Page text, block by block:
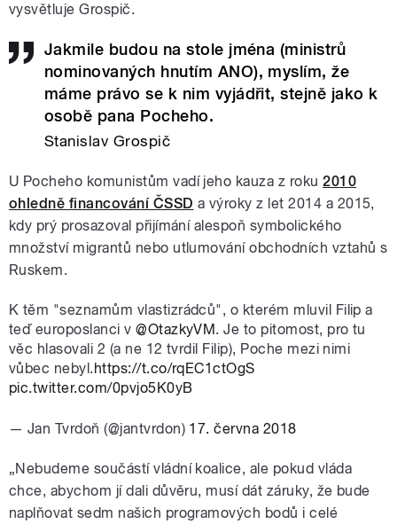
vysvětluje Grospič.
Jakmile budou na stole jména (ministrů
nominovaných hnutím ANO), myslím, že
máme právo se k nim vyjádřit, stejně jako k
osobě pana Pocheho.
Stanislav Grospič
U Pocheho komunistům vadí jeho kauza z roku2010
ohledně financování ČSSD a výroky z let 2014 a 2015,
kdy prý prosazoval přijímání alespoň symbolického
množství migrantů nebo utlumování obchodních vztahů s
Ruskem.
K těm "seznamům vlastizrádců", o kterém mluvil Filip a
teď europoslanci v@OtazkyVM. Je to pitomost, pro tu
věc hlasovali 2 (a ne 12 tvrdil Filip), Poche mezi nimi
vůbec nebyl. https://t.co/rqEC1ctOgS
pic.twitter.com/0pvjo5K0yB
— Jan Tvrdoň (@jantvrdon) 17. června 2018
„Nebudeme součástí vládní koalice, ale pokud vláda
chce, abychom jí dali důvěru, musí dát záruky, že bude
naplňovat sedm našich programových bodů i celé